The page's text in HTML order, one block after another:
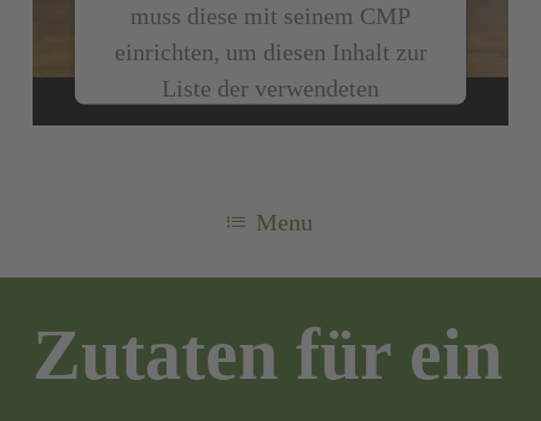
muss diese mit seinem CMP
einrichten, um diesen Inhalt zur
Liste der verwendeten
Technologien hinzuzufügen.
Management Platform
Menu
Zutaten für ein